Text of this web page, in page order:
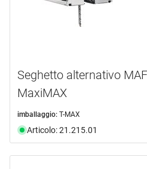
Seghetto alternativo
MaxiMAX
imballaggio: T-MAX
Articolo: 21.215.01